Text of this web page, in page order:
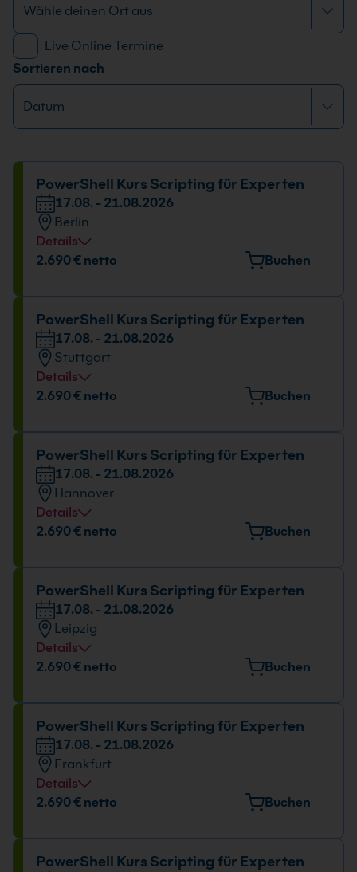
Live Online Termine
Sortieren nach
PowerShell Kurs Scripting für Experten
17.08. - 21.08.2026
Berlin
Details
Veranstaltungsort
Datum und Uhrzeit
17.08. - 21.08.2026
09:00 - 16:00 Uhr
2.690 € netto Buchen
PowerShell Kurs Scripting für Experten
17.08. - 21.08.2026
Stuttgart
Details
Veranstaltungsort
Datum und Uhrzeit
17.08. - 21.08.2026
09:00 - 16:00 Uhr
2.690 € netto Buchen
PowerShell Kurs Scripting für Experten
17.08. - 21.08.2026
Hannover
Details
Veranstaltungsort
Datum und Uhrzeit
17.08. - 21.08.2026
09:00 - 16:00 Uhr
2.690 € netto Buchen
PowerShell Kurs Scripting für Experten
17.08. - 21.08.2026
Leipzig
Details
Veranstaltungsort
Datum und Uhrzeit
17.08. - 21.08.2026
09:00 - 16:00 Uhr
2.690 € netto Buchen
PowerShell Kurs Scripting für Experten
17.08. - 21.08.2026
Frankfurt
Details
Veranstaltungsort
Datum und Uhrzeit
2.690 € netto Buchen
PowerShell Kurs Scripting für Experten